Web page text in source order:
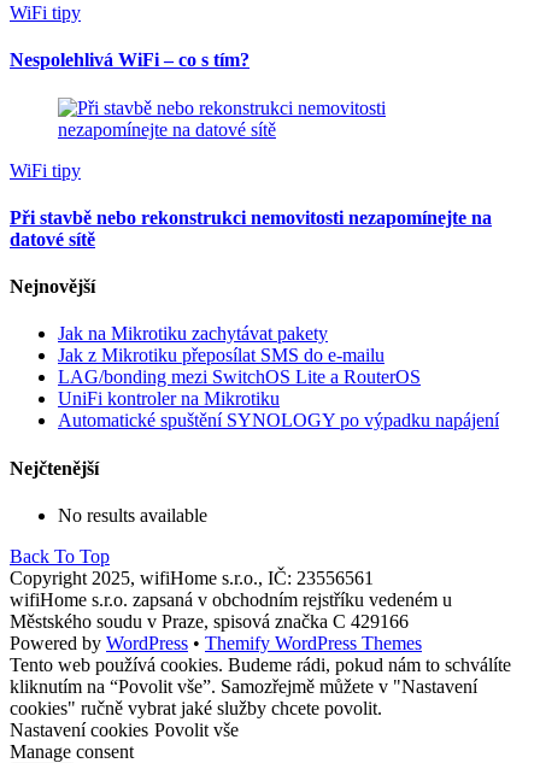
WiFi tipy
Nespolehlivá WiFi – co s tím?
WiFi tipy
Při stavbě nebo rekonstrukci nemovitosti nezapomínejte na
datové sítě
Nejnovější
Jak na Mikrotiku zachytávat pakety
Jak z Mikrotiku přeposílat SMS do e-mailu
LAG/bonding mezi SwitchOS Lite a RouterOS
UniFi kontroler na Mikrotiku
Automatické spuštění SYNOLOGY po výpadku napájení
Nejčtenější
No results available
Back To Top
Copyright 2025, wifiHome s.r.o., IČ: 23556561
wifiHome s.r.o. zapsaná v obchodním rejstříku vedeném u
Městského soudu v Praze, spisová značka C 429166
Powered by WordPress • Themify WordPress Themes
Tento web používá cookies. Budeme rádi, pokud nám to schválíte
kliknutím na “Povolit vše”. Samozřejmě můžete v "Nastavení
cookies" ručně vybrat jaké služby chcete povolit.
Nastavení cookies Povolit vše
Manage consent